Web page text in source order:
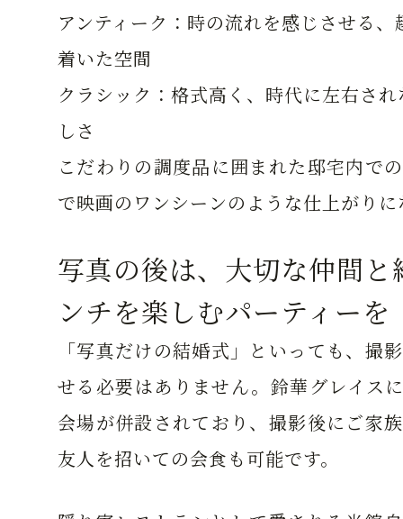
アンティーク： 時の流れを感じさせる、
着いた空間
クラシック： 格式高く、時代に左右さ
しさ
こだわりの調度品に囲まれた邸宅内で
で映画のワンシーンのような仕上がり
写真の後は、大切な仲間と
ンチを楽しむパーティーを
「写真だけの結婚式」といっても、撮
せる必要はありません。鈴華グレイス
会場が併設されており、撮影後にご家
友人を招いての会食も可能です。